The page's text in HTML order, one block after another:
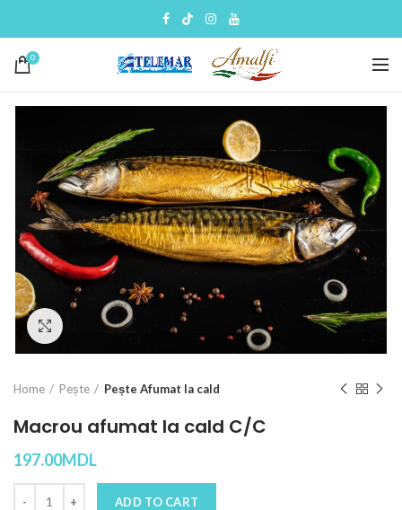
0
Click to enlarge
Home Pește Pește Afumat la cald
Macrou afumat la cald C/C
197.00MDL
ADD TO CART